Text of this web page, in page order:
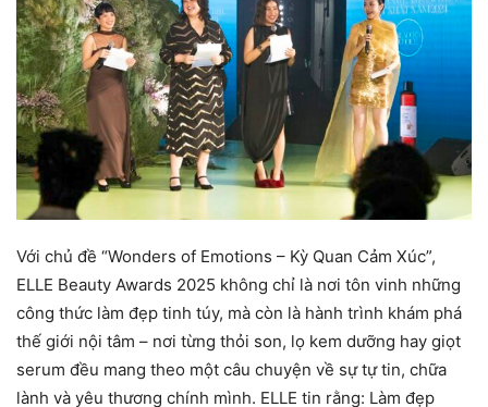
Với chủ đề “Wonders of Emotions – Kỳ Quan Cảm Xúc”,
ELLE Beauty Awards 2025 không chỉ là nơi tôn vinh những
công thức làm đẹp tinh túy, mà còn là hành trình khám phá
thế giới nội tâm – nơi từng thỏi son, lọ kem dưỡng hay giọt
serum đều mang theo một câu chuyện về sự tự tin, chữa
lành và yêu thương chính mình. ELLE tin rằng: Làm đẹp